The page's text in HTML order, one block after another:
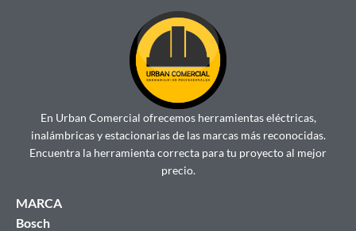
En Urban Comercial ofrecemos herramientas eléctricas,
inalámbricas y estacionarias de las marcas más reconocidas.
Encuentra la herramienta correcta para tu proyecto al mejor
precio.
MARCA
Bosch